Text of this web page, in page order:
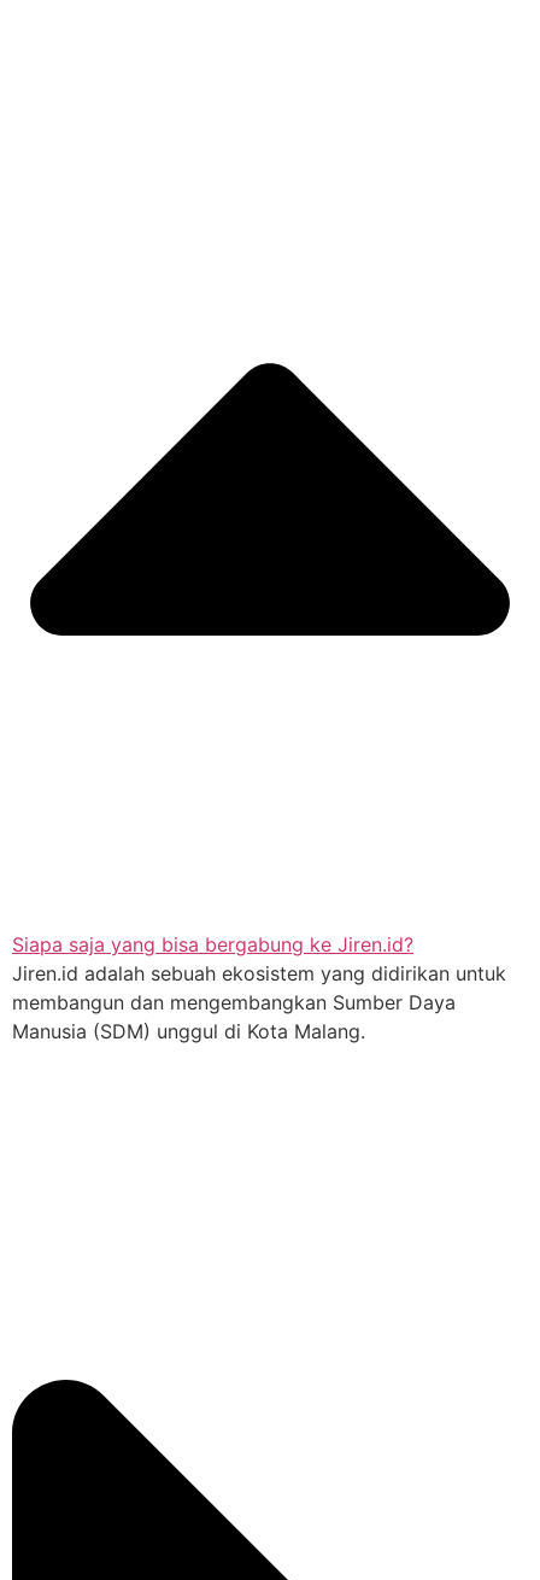
Siapa saja yang bisa bergabung ke Jiren.id?
Jiren.id adalah sebuah ekosistem yang didirikan untuk
membangun dan mengembangkan Sumber Daya
Manusia (SDM) unggul di Kota Malang.